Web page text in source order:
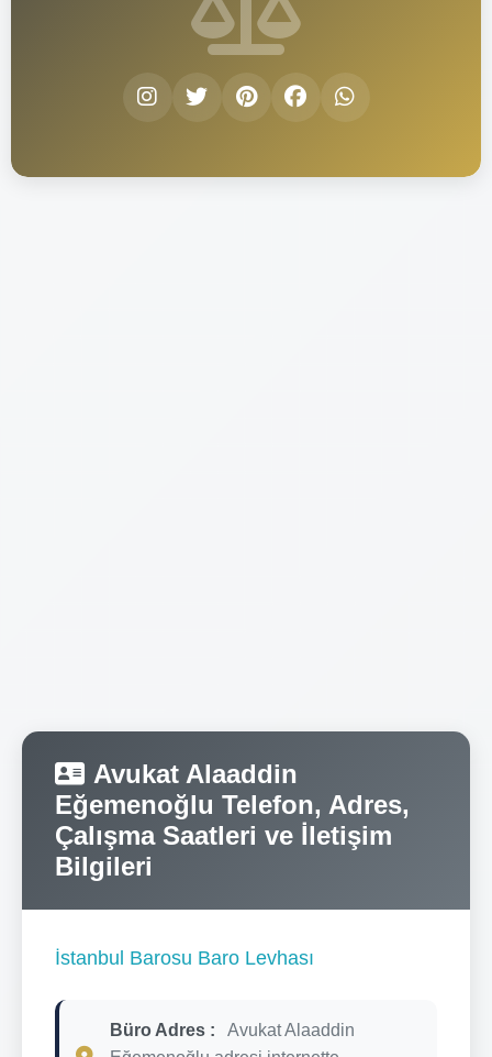
Avukat Alaaddin
Eğemenoğlu Telefon, Adres,
Çalışma Saatleri ve İletişim
Bilgileri
İstanbul Barosu Baro Levhası
Büro Adres :
Avukat Alaaddin